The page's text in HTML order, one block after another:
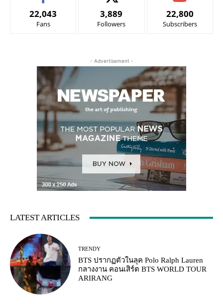
22,043
Fans
3,889
Followers
22,800
Subscribers
- Advertisement -
LATEST ARTICLES
TRENDY
BTS ปรากฏตัวในลุค Polo Ralph Lauren
กลางงาน คอนเสิร์ต BTS WORLD TOUR
ARIRANG